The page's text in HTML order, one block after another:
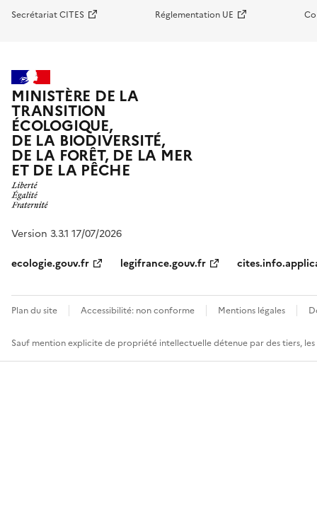
Secrétariat CITES Réglementation UE
MINISTÈRE DE LA
TRANSITION
ÉCOLOGIQUE,
DE LA BIODIVERSITÉ,
DE LA FORÊT, DE LA MER
ET DE LA PÊCHE
Version 3.3.1 17/07/2026
ecologie.gouv.fr
legifrance.gouv.fr
Plan du site Accessibilité: non conforme Mentions légales
Sauf mention explicite de propriété intellectuelle détenue par des tiers,